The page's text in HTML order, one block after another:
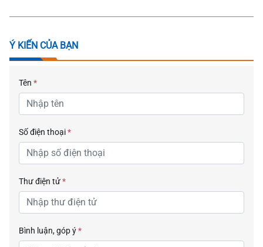
Ý KIẾN CỦA BẠN
Tên *
Số điện thoại*
Thư điện tử*
Bình luận, góp ý*